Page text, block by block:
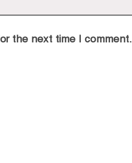
the next time I comment.